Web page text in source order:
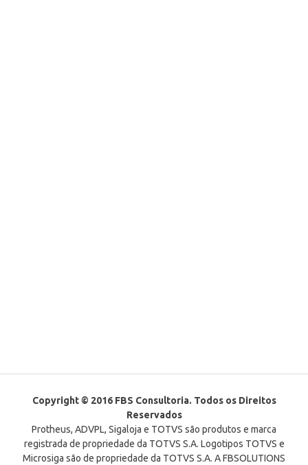
Copyright © 2016 FBS Consultoria. Todos os Direitos
Reservados
Protheus, ADVPL, Sigaloja e TOTVS são produtos e marca
registrada de propriedade da TOTVS S.A. Logotipos TOTVS e
Microsiga são de propriedade da TOTVS S.A. A FBSOLUTIONS